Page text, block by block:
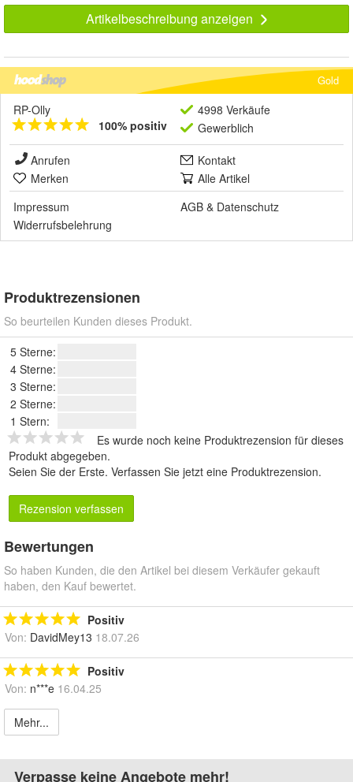
Artikelbeschreibung anzeigen
Gold
RP-Olly
100% positiv
4998 Verkäufe
Gewerblich
Anrufen
Kontakt
Merken
Alle Artikel
Impressum
AGB & Datenschutz
Widerrufsbelehrung
Produktrezensionen
So beurteilen Kunden dieses Produkt.
5 Sterne:
4 Sterne:
3 Sterne:
2 Sterne:
1 Stern:
Es wurde noch keine Produktrezension für dieses
Produkt abgegeben.
Seien Sie der Erste. Verfassen Sie jetzt eine Produktrezension.
Rezension verfassen
Bewertungen
So haben Kunden, die den Artikel bei diesem Verkäufer gekauft
haben, den Kauf bewertet.
Positiv
Von: DavidMey13 18.07.26
Positiv
Von: n***e 16.04.25
Mehr...
Verpasse keine Angebote mehr!